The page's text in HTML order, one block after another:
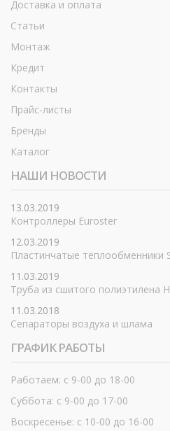
Доставка и оплата
Статьи
Монтаж
Кредит
Контакты
Прайс-листы
Бренды
Каталог
НАШИ НОВОСТИ
13.03.2019
Контроллеры Euroster
12.03.2019
Пластинчатые теплообменники
11.03.2019
Труба из сшитого полиэтилена
11.03.2018
Сепараторы воздуха и шлама
ГРАФИК РАБОТЫ
Работаем: с 9-00 до 18-00
Суббота: с 9-00 до 17-00
Воскресенье: с 10-00 до 16-00